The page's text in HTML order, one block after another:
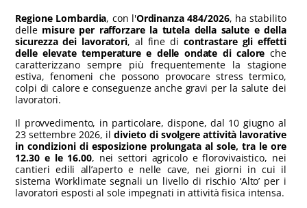
Regione Lombardia, con l'Ordinanza 484/2026, ha stabilito
delle misure per rafforzare la tutela della salute e della
sicurezza dei lavoratori, al fine di contrastare gli effetti
delle elevate temperature e delle ondate di calore che
caratterizzano sempre più frequentemente la stagione
estiva, fenomeni che possono provocare stress termico,
colpi di calore e conseguenze anche gravi per la salute dei
lavoratori.
Il provvedimento, in particolare, dispone, dal 10 giugno al
23 settembre 2026, ildivieto di svolgere attività lavorative
in condizioni di esposizione prolungata al sole, tra le ore
12.30 e le 16.00, nei settori agricolo e florovivaistico, nei
cantieri edili all’aperto e nelle cave, nei giorni in cui il
sistema Worklimate segnali un livello di rischio ‘Alto’ per i
lavoratori esposti al sole impegnati in attività fisica intensa.